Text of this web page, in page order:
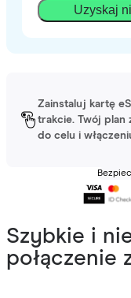
Uzyskaj
Zainstaluj kartę
trakcie. Twój plan
do celu i
Szybkie i
połączenie